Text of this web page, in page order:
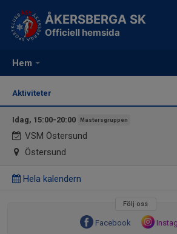
Hem
ÅKERSBERGA SK
Officiell hemsida
Aktiviteter
Idag, 15:00-20:00 Mastersgruppen
VSM Östersund
Östersund
Hela kalendern
Följ oss
Facebook